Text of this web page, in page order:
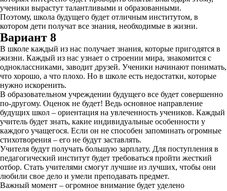
ученики вырастут талантливыми и образованными.
Поэтому, школа будущего будет отличным институтом, в
котором дети получат все знания, необходимые в жизни.
Вариант 8
В школе каждый из нас получает знания, которые пригодятся в
жизни. Каждый из нас узнает о строении мира, знакомится с
одноклассниками, заводит друзей. Ученики начинают понимать,
что хорошо, а что плохо. Но в школе есть недостатки, которые
нужно искоренить.
В образовательном учреждении будущего все будет совершенно
по-другому. Оценок не будет! Ведь основное направление
будущих школ – ориентация на увлеченность учеников. Каждый
учитель будет знать, какие индивидуальные особенности у
каждого учащегося. Если он не способен запоминать огромные
стихотворения – его не будут заставлять.
Учителя будут получать большую зарплату. Для поступления в
педагогический институт будет требоваться пройти жесткий
отбор. Стать учителями смогут лучшие из лучших, чтобы они
любили свое дело и умели преподавать предмет.
Важный момент – огромное внимание будет уделено